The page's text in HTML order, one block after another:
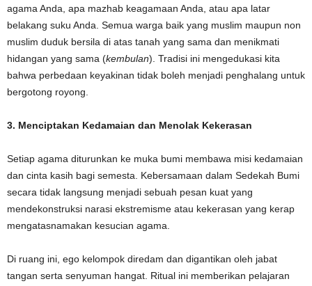
agama Anda, apa mazhab keagamaan Anda, atau apa latar
belakang suku Anda. Semua warga baik yang muslim maupun non
muslim duduk bersila di atas tanah yang sama dan menikmati
hidangan yang sama (kembulan). Tradisi ini mengedukasi kita
bahwa perbedaan keyakinan tidak boleh menjadi penghalang untuk
bergotong royong.
3. Menciptakan Kedamaian dan Menolak Kekerasan
Setiap agama diturunkan ke muka bumi membawa misi kedamaian
dan cinta kasih bagi semesta. Kebersamaan dalam Sedekah Bumi
secara tidak langsung menjadi sebuah pesan kuat yang
mendekonstruksi narasi ekstremisme atau kekerasan yang kerap
mengatasnamakan kesucian agama.
Di ruang ini, ego kelompok diredam dan digantikan oleh jabat
tangan serta senyuman hangat. Ritual ini memberikan pelajaran